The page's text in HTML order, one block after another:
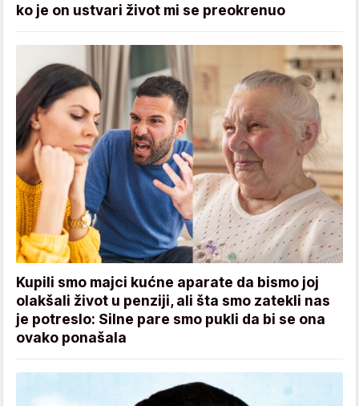
ko je on ustvari život mi se preokrenuo
Kupili smo majci kućne aparate da bismo joj
olakšali život u penziji, ali šta smo zatekli nas
je potreslo: Silne pare smo pukli da bi se ona
ovako ponašala